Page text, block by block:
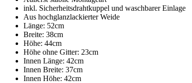
inkl. Sicherheitsdrahtkuppel und waschbarer Einlage
Aus hochglanzlackierter Weide
Länge: 52cm
Breite: 38cm
Höhe: 44cm
Höhe ohne Gitter: 23cm
Innen Länge: 42cm
Innen Breite: 37cm
Innen Höhe: 42cm